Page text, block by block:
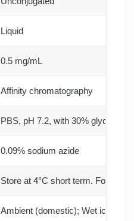
Liquid
0.5 mg/mL
Affinity chromatography
PBS, pH 7.2, with 30% glycerol,
0.09% sodium azide
Store at 4°C short term. For long
Ambient (domestic); Wet ice